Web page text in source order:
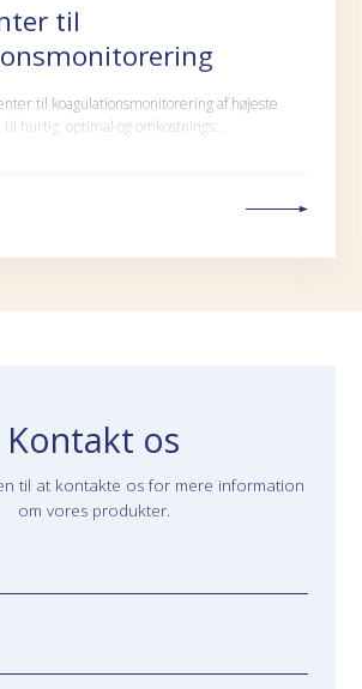
til
til koagulationsmonitorering af højeste
hurtig, optimal og omkostnings…
Kontakt os
til at kontakte os for mere information
om vores produkter.